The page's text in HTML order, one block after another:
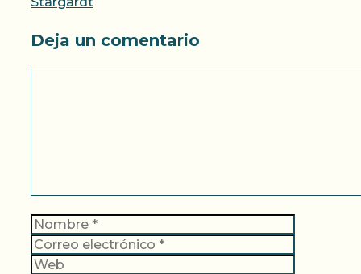
Deja un comentario
Nombre